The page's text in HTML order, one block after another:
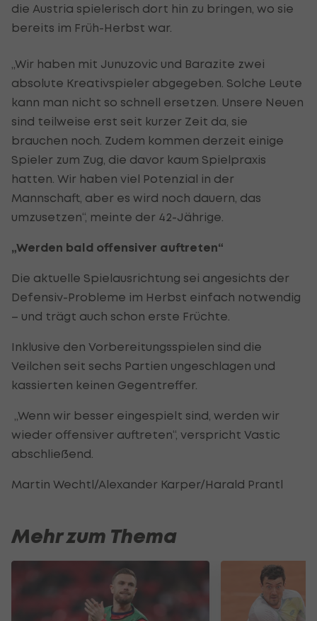
die Austria spielerisch dort hin zu bringen, wo sie
bereits im Früh-Herbst war.
„Wir haben mit Junuzovic und Barazite zwei
absolute Kreativspieler abgegeben. Solche Leute
kann man nicht so schnell ersetzen. Unsere Neuen
sind teilweise erst seit kurzer Zeit da, sie
brauchen noch. Zudem kommen derzeit einige
Spieler zum Zug, die davor kaum Spielpraxis
hatten. Wir haben viel Potenzial in der
Mannschaft, aber es wird noch dauern, das
umzusetzen“, meinte der 42-Jährige.
„Werden bald offensiver auftreten“
Die aktuelle Spielausrichtung sei angesichts der
Defensiv-Probleme im Herbst einfach notwendig
– und trägt auch schon erste Früchte.
Inklusive den Vorbereitungsspielen sind die
Veilchen seit sechs Partien ungeschlagen und
kassierten keinen Gegentreffer.
„Wenn wir besser eingespielt sind, werden wir
wieder offensiver auftreten“, verspricht Vastic
abschließend.
Martin Wechtl/Alexander Karper/Harald Prantl
Mehr zum Thema